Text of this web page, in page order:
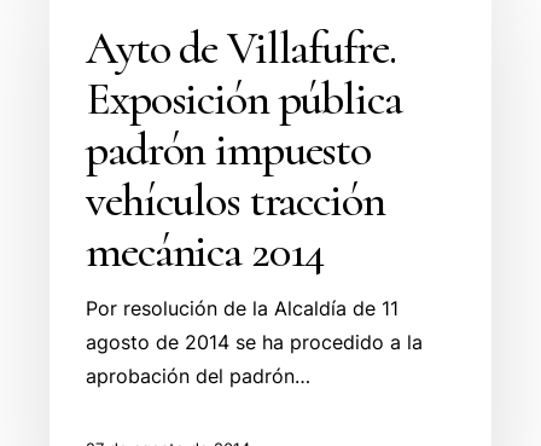
Exposición
pública
impuesto
vehículos
mecánica
2014
Ayto de Villafufre.
Exposición pública
padrón impuesto
vehículos tracción
mecánica 2014
Por resolución de la Alcaldía de 11
agosto de 2014 se ha procedido a la
aprobación del padrón…